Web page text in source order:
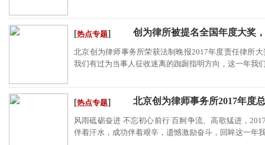
[热点专题] 创为律所被提名全国年度大奖
北京创为律师事务所荣获法制晚报2017年度责任律所
我们有过为当事人征收迷离的踟蹰指明方向，这一年我
[热点专题] 北京创为律师事务所2017年度
风雨砥砺奋进 不忘初心前行 百舸争流、高歌猛进，
伴着汗水，成功伴着艰辛，遗憾激励奋斗，回眸这一年